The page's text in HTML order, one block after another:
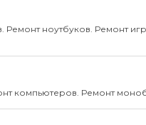
Ремонт ноутбуков. Ремонт
компьютеров. Ремонт